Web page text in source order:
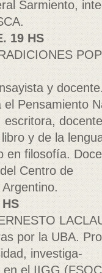
Sarmiento,
19 HS
y
Pensamiento
y de la
en filosofía.
Centro de
Argentino.
por la UBA.
investiga-
el IIGG